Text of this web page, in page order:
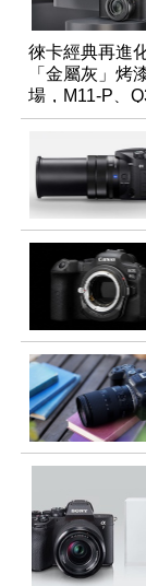
徠卡經典再進
「金屬灰」烤
場，M11-P、
領銜換裝